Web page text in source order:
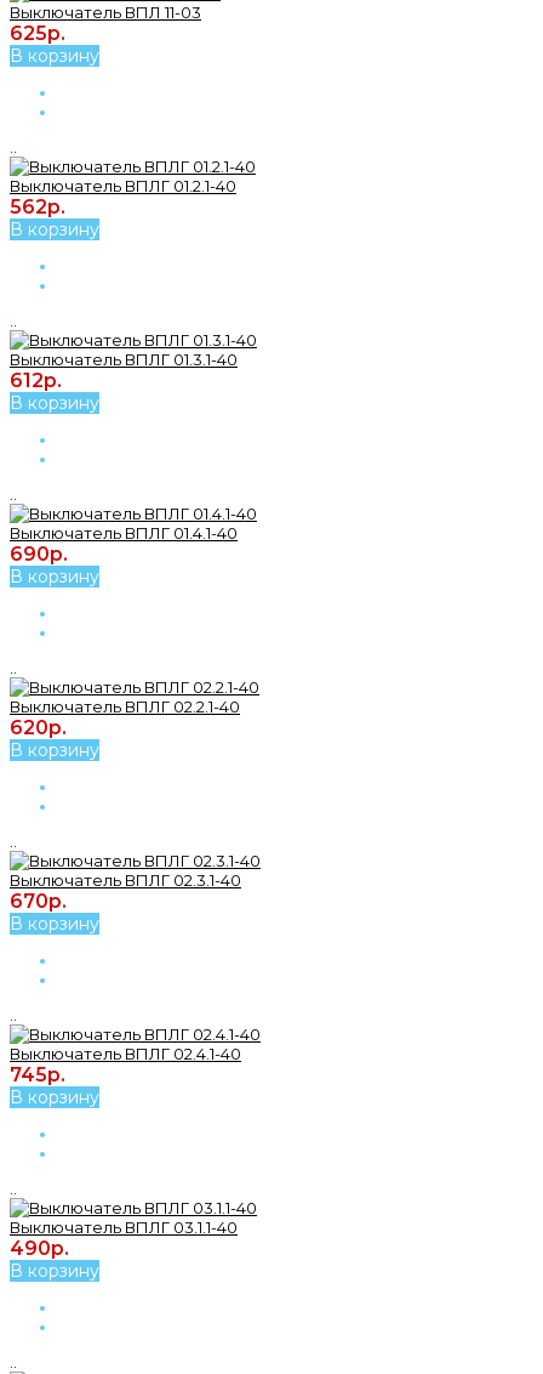
Выключатель ВПЛ 11-03
625р.
В корзину
Выключатель ВПЛГ 01.2.1-40
562р.
В корзину
Выключатель ВПЛГ 01.3.1-40
612р.
В корзину
Выключатель ВПЛГ 01.4.1-40
690р.
В корзину
Выключатель ВПЛГ 02.2.1-40
620р.
В корзину
Выключатель ВПЛГ 02.3.1-40
670р.
В корзину
Выключатель ВПЛГ 02.4.1-40
745р.
В корзину
Выключатель ВПЛГ 03.1.1-40
490р.
В корзину